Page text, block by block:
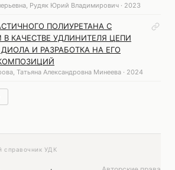
Рудяк Юрий Владимирович · 2023
ПОЛИУРЕТАНА С
КАЧЕСТВЕ УДЛИНИТЕЛЯ ЦЕПИ
И РАЗРАБОТКА НА ЕГО
Татьяна Александровна Минеева · 2024
справочник УДК